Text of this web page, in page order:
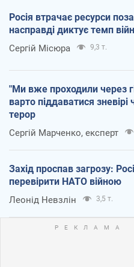
Росія втрачає ресурси
насправді диктує темп
Сергій Місюра 9,3 т.
"Ми вже проходили через
варто піддаватися
терор
Сергій Марченко, експерт
Захід проспав загрозу:
перевірити НАТО війною
Леонід Невзлін 3,5 т.